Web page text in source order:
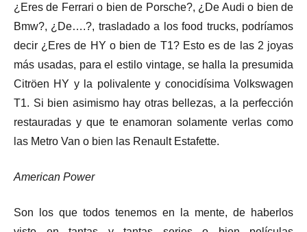
¿Eres de Ferrari o bien de Porsche?, ¿De Audi o bien de
Bmw?, ¿De….?, trasladado a los food trucks, podríamos
decir ¿Eres de HY o bien de T1? Esto es de las 2 joyas
más usadas, para el estilo vintage, se halla la presumida
Citröen HY y la polivalente y conocidísima Volkswagen
T1. Si bien asimismo hay otras bellezas, a la perfección
restauradas y que te enamoran solamente verlas como
las Metro Van o bien las Renault Estafette.
American Power
Son los que todos tenemos en la mente, de haberlos